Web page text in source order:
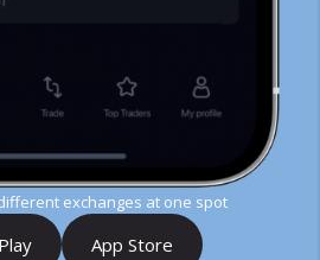
exchanges at one spot
App Store